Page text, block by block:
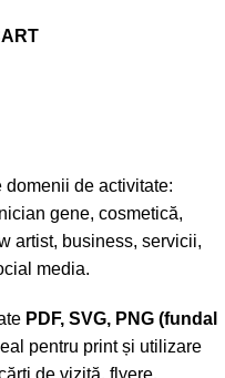
domenii de activitate:
gene, cosmetică,
artist, business, servicii,
media.
PDF, SVG, PNG (fundal
pentru print și utilizare
de vizită, flyere,